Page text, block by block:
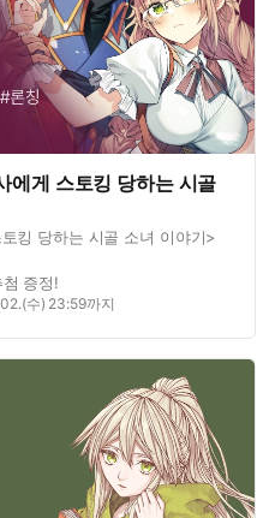
게 스토킹 당하는 시골
킹 당하는 시골 소녀 이야기>
증정!
수) 23:59까지